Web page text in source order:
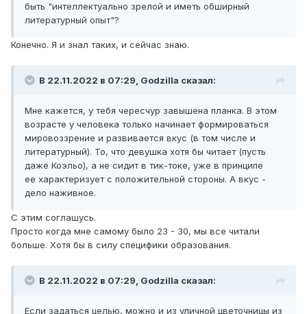
быть "интеллектуально зрелой и иметь обширный
литературный опыт"?
Конечно. Я и знал таких, и сейчас знаю.
В 22.11.2022 в 07:29, Godzilla сказал:
Мне кажется, у тебя чересчур завышена планка. В этом
возрасте у человека только начинает формироваться
мировоззрение и развивается вкус (в том числе и
литературный). То, что девушка хотя бы читает (пусть
даже Коэльо), а не сидит в тик-токе, уже в принципе
ее характеризует с положительной стороны. А вкус -
дело наживное.
С этим соглашусь.
Просто когда мне самому было 23 - 30, мы все читали
больше. Хотя бы в силу специфики образования.
В 22.11.2022 в 07:29, Godzilla сказал:
Если задаться целью, можно и из уличной цветочницы из